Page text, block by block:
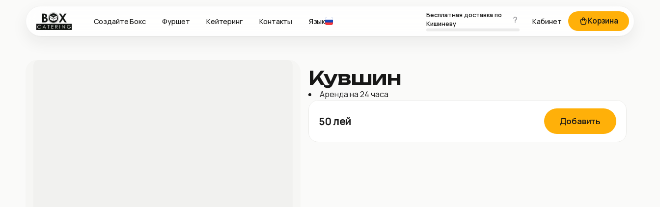
Создайте Бокс Фуршет Кейтеринг Контакты Язык
Бесплатная доставка по
Кишиневу
Кабинет Корзина
Кувшин
Аренда на 24 часа
50лей Добавить